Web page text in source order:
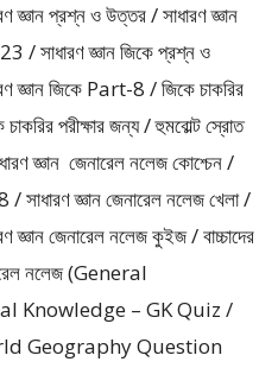
জ্ঞান প্রশ্ন ও উত্তর / সাধারণ জ্ঞান
/ সাধারণ জ্ঞান জিকে প্রশ্ন ও
জ্ঞান জিকে Part-8 / জিকে চাকরির
চাকরির পরীক্ষার জন্য / হুমবোল্ট স্রোত
জ্ঞান জেনারেল নলেজ কোশ্চেন /
জ্ঞান জেনারেল নলেজ খেলা /
জেনারেল নলেজ কুইজ / বাচ্চাদের
নলেজ (General
Knowledge – GK Quiz /
Geography Question